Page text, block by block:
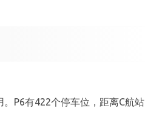
P6有422个停车位，距离C航站